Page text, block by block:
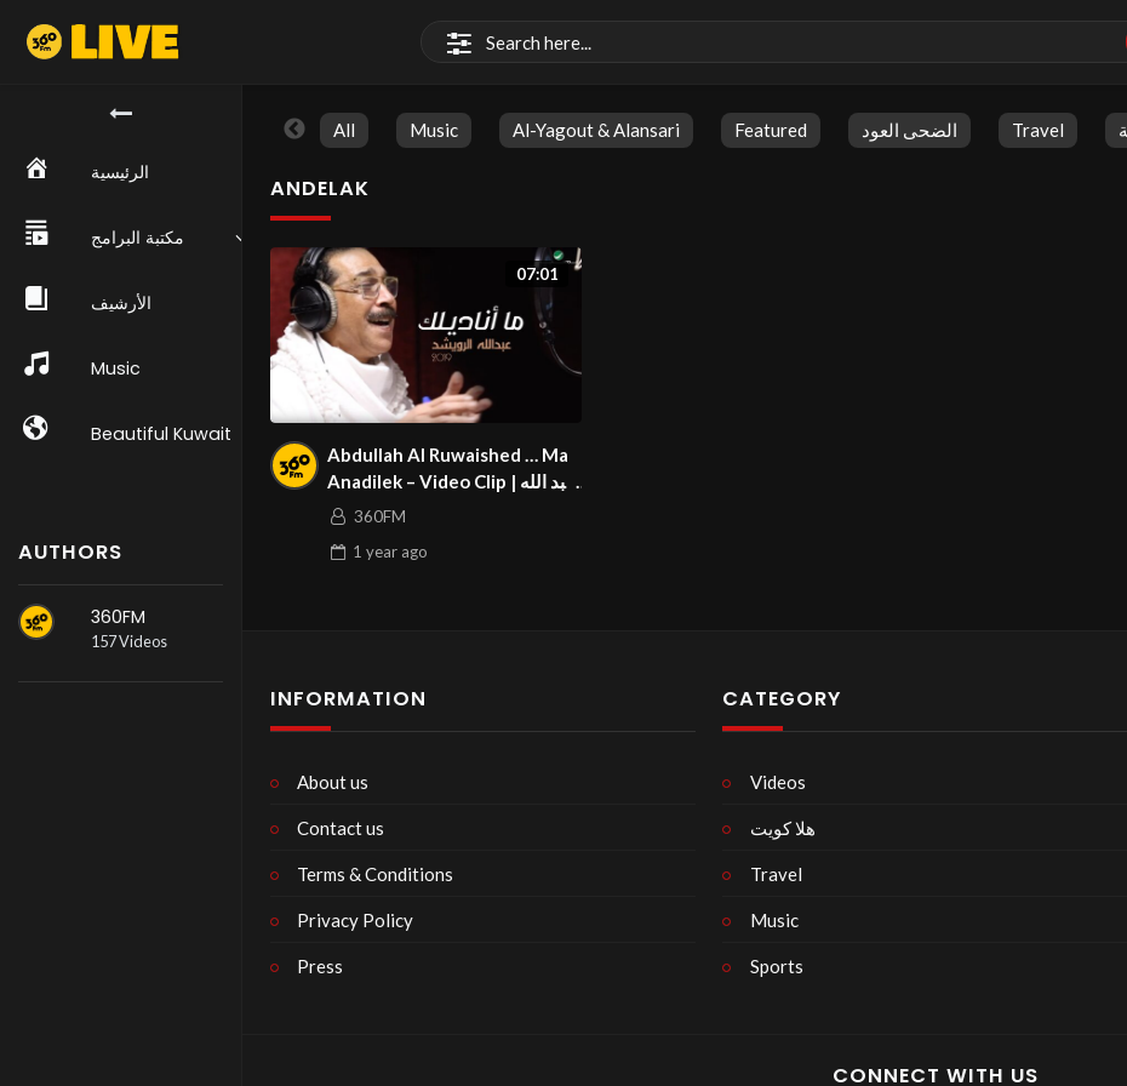
الرئيسية
مكتبة البرامج
الأرشيف
Music
Beautiful Kuwait
AUTHORS
360FM
157 Videos
All Music Al-Yagout & Alansari Featured الضحى العود Travel
ANDELAK
07:01
Abdullah Al Ruwaished … Ma
Anadilek – Video Clip | عبد الله
الرويشد … ما أناديلك – فيديو كليب
360FM
1 year ago
INFORMATION
About us
Contact us
Terms & Conditions
Privacy Policy
Press
CATEGORY
Videos
هلا كويت
Travel
Music
Sports
CONNECT WITH US